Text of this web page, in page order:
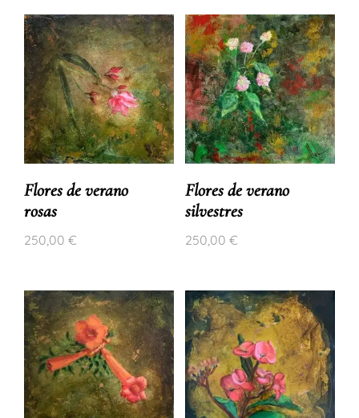
Flores de verano
rosas
250,00 €
Flores de verano
silvestres
250,00 €